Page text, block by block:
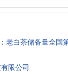
老白茶储备量全国
限公司